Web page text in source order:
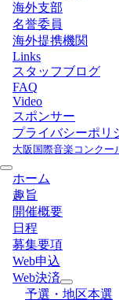
海外支部
名誉委員
海外提携機関
Links
スタッフブログ
FAQ
Video
スポンサー
プライバシーポリ
大阪国際音楽コンクー
ホーム
趣旨
開催概要
日程
募集要項
Web申込
Web決済
予選・地区本選